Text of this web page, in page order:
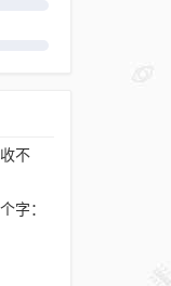
不
字：